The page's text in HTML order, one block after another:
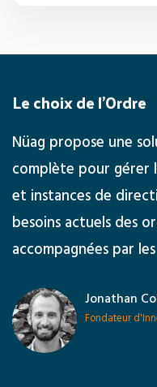
Le choix de l'Ordre
Nüag propose une
complète pour gérer
et instances de
besoins actuels des
accompagnées par
Jonathan
Fondateur